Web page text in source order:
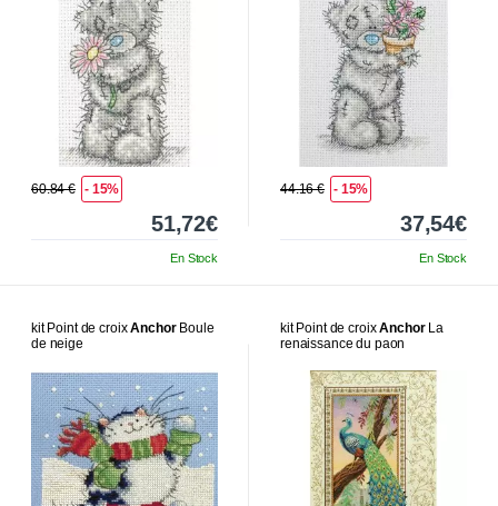
60.84 € - 15%
51,72€
En Stock
44.16 € - 15%
37,54€
En Stock
kit Point de croixAnchorBoule
de neige
kit Point de croixAnchorLa
renaissance du paon